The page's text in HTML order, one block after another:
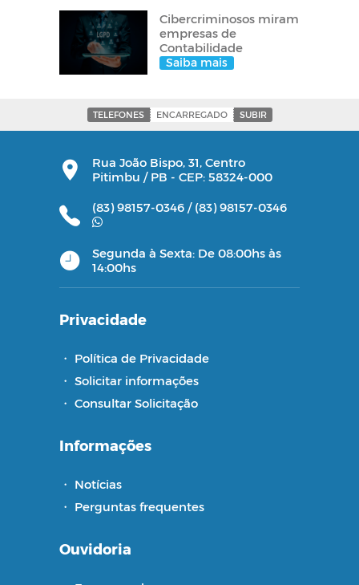
Cibercriminosos miram
empresas de
Contabilidade
Saiba mais
TELEFONES ENCARREGADO SUBIR
Rua João Bispo, 31, Centro
Pitimbu / PB - CEP: 58324-000
(83) 98157-0346 / (83) 98157-0346
Segunda à Sexta: De 08:00hs às
14:00hs
Privacidade
・ Política de Privacidade
・ Solicitar informações
・ Consultar Solicitação
Informações
・ Notícias
・ Perguntas frequentes
Ouvidoria